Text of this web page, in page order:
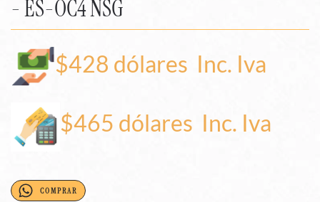
- ES-OC4 NSG
$428 dólares Inc. Iva
$465 dólares Inc. Iva
COMPRAR